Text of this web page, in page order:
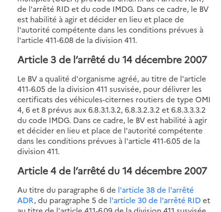
de l'arrêté RID et du code IMDG. Dans ce cadre, le BV
est habilité à agir et décider en lieu et place de
l'autorité compétente dans les conditions prévues à
l'article 411-6.08 de la division 411.
Article 3 de l’arrêté du 14 décembre 2007
Le BV a qualité d'organisme agréé, au titre de l'article
411-6.05 de la division 411 susvisée, pour délivrer les
certificats des véhicules-citernes routiers de type OMI
4, 6 et 8 prévus aux 6.8.3.1.3.2, 6.8.3.2.3.2 et 6.8.3.3.3.2
du code IMDG. Dans ce cadre, le BV est habilité à agir
et décider en lieu et place de l'autorité compétente
dans les conditions prévues à l'article 411-6.05 de la
division 411.
Article 4 de l’arrêté du 14 décembre 2007
Au titre du paragraphe 6 de l'article 38 de l'arrêté
ADR, du paragraphe 5 de l'article 30 de l'arrêté RIDet